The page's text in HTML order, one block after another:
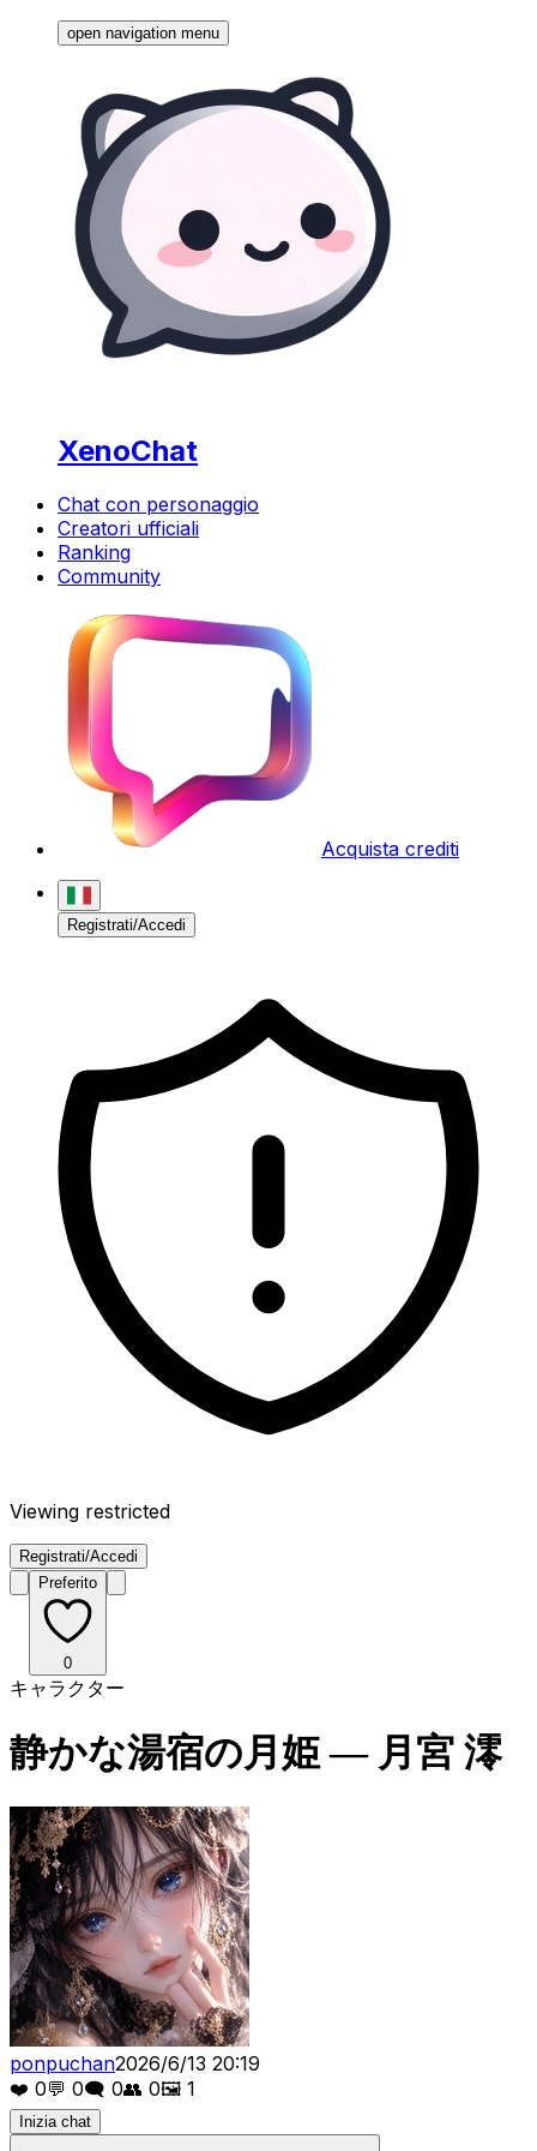
open navigation menu
XenoChat
Chat con personaggio
Creatori ufficiali
Ranking
Community
Acquista crediti
Registrati/Accedi
Viewing restricted
Registrati/Accedi
Preferito
0
キャラクター
静かな湯宿の月姫 ― 月宮 澪
ponpuchan2026/6/13 20:19
❤️ 0💬 0🗨️ 0👥 0🖼️ 1
Inizia chat